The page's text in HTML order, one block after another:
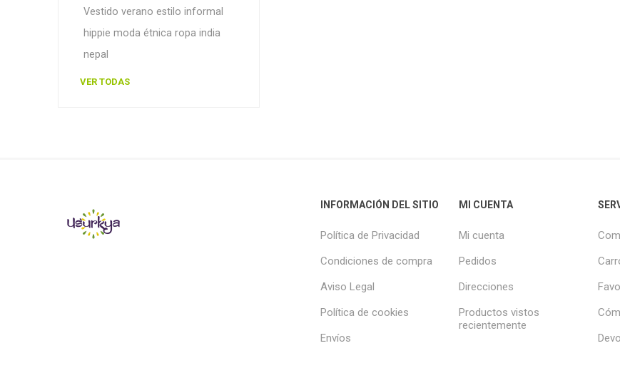
Vestido verano estilo informal
hippie moda étnica ropa india
nepal
VER TODAS
INFORMACIÓN DEL SITIO
Política de Privacidad
Condiciones de compra
Aviso Legal
Política de cookies
Envíos
MI CUENTA
Mi cuenta
Pedidos
Direcciones
Productos vistos
recientemente